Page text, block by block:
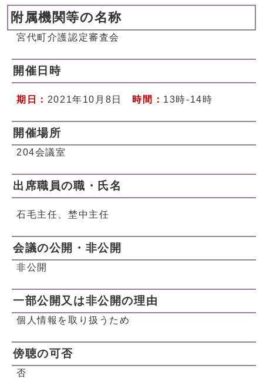
附属機関等の名称
宮代町介護認定審査会
開催日時
期日： 2021年10月8日 時間： 13時-14時
開催場所
204会議室
出席職員の職・氏名
石毛主任、埜中主任
会議の公開・非公開
非公開
一部公開又は非公開の理由
個人情報を取り扱うため
傍聴の可否
否